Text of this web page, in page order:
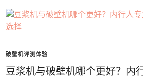
破壁机评测体验
豆浆机与破壁机哪个更好？内